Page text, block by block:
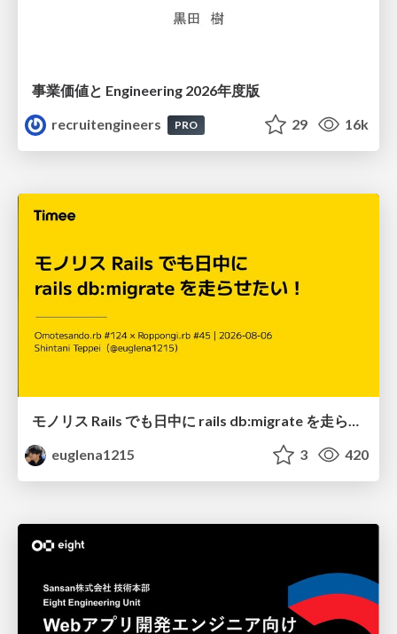
事業価値と Engineering 2026年度版
recruitengineers
PRO 29 16k
モノリス Rails でも日中に rails db:migrate を走らせたい！ / Daytime rails db:migrate on Monolithic Rails!
euglena1215
3 420